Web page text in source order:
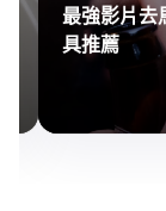
新手必讀：